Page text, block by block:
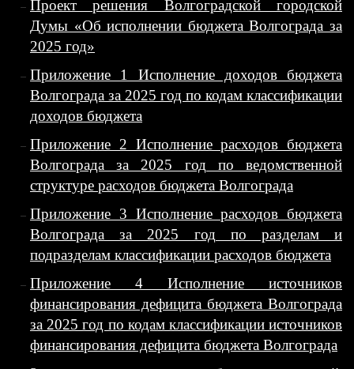
Проект решения Волгоградской городской
Думы «Об исполнении бюджета Волгограда за
2025 год»
Приложение 1 Исполнение доходов бюджета
Волгограда за 2025 год по кодам классификации
доходов бюджета
Приложение 2 Исполнение расходов бюджета
Волгограда за 2025 год по ведомственной
структуре расходов бюджета Волгограда
Приложение 3 Исполнение расходов бюджета
Волгограда за 2025 год по разделам и
подразделам классификации расходов бюджета
Приложение 4 Исполнение источников
финансирования дефицита бюджета Волгограда
за 2025 год по кодам классификации источников
финансирования дефицита бюджета Волгограда